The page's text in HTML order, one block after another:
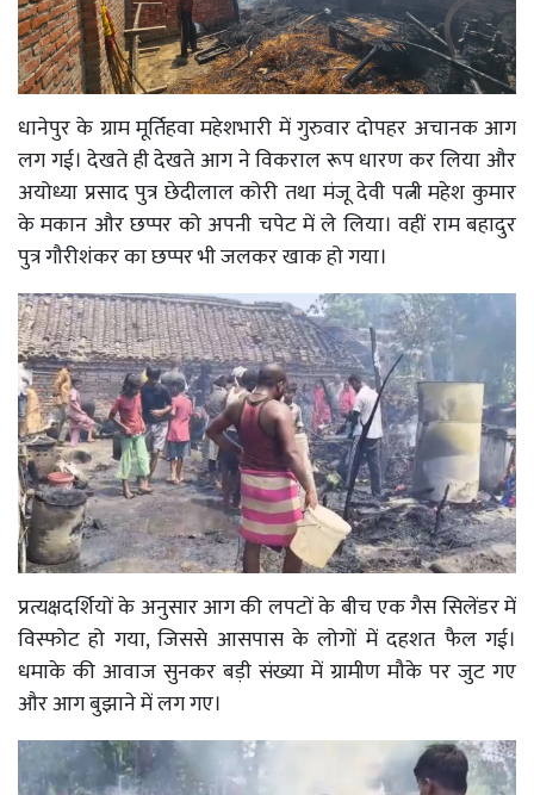
धानेपुर के ग्राम मूर्तिहवा महेशभारी में गुरुवार दोपहर अचानक आग
लग गई। देखते ही देखते आग ने विकराल रूप धारण कर लिया और
अयोध्या प्रसाद पुत्र छेदीलाल कोरी तथा मंजू देवी पत्नी महेश कुमार
के मकान और छप्पर को अपनी चपेट में ले लिया। वहीं राम बहादुर
पुत्र गौरीशंकर का छप्पर भी जलकर खाक हो गया।
प्रत्यक्षदर्शियों के अनुसार आग की लपटों के बीच एक गैस सिलेंडर में
विस्फोट हो गया, जिससे आसपास के लोगों में दहशत फैल गई।
धमाके की आवाज सुनकर बड़ी संख्या में ग्रामीण मौके पर जुट गए
और आग बुझाने में लग गए।